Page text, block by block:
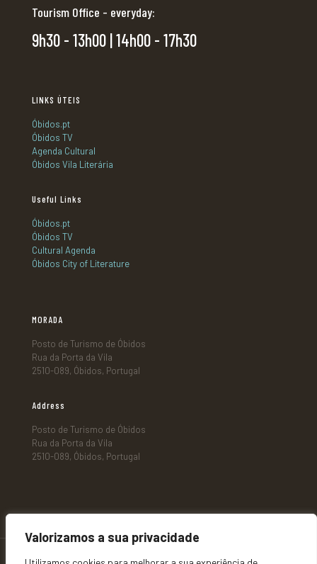
Valorizamos a sua privacidade
Tourism Office - everyday:
9h30 - 13h00 | 14h00 - 17h30
LINKS ÚTEIS
Óbidos.pt
Óbidos TV
Agenda Cultural
Óbidos Vila Literária
Useful Links
Óbidos.pt
Óbidos TV
Cultural Agenda
Óbidos City of Literature
MORADA
Posto de Turismo de Óbidos
Rua da Porta da Vila
2510-089, Óbidos, Portugal
Address
Posto de Turismo de Óbidos
Rua da Porta da Vila
2510-089, Óbidos, Portugal